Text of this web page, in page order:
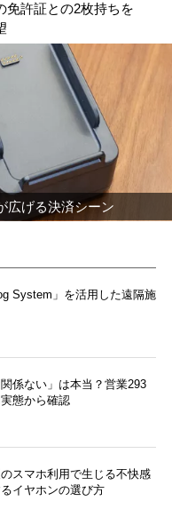
免許証との2枚持ちを
広げる決済シーン
System」を活用した遠隔施
係ない」は本当？営業293
態から確認
スマホ利用で生じる不快感
イヤホンの選び方